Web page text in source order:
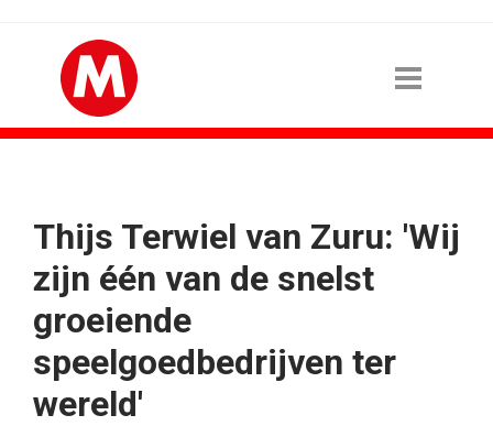
Thijs Terwiel van Zuru: 'Wij
zijn één van de snelst
groeiende
speelgoedbedrijven ter
wereld'